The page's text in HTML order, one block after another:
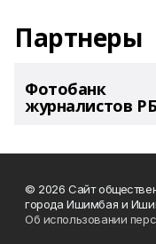
Партнеры
Фотобанк
журналистов РБ
© 2026 Сайт
города Ишимбая и
Об использовании